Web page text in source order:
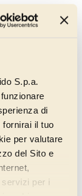
S.p.a.
di
fornirai il tuo
per valutare
del Sito e
per i
taste of white